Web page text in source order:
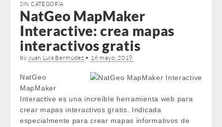
SIN CATEGORÍA
NatGeo MapMaker
Interactive: crea mapas
interactivos gratis
byJuan Luis Bermúdez • 16 mayo, 2019
NatGeo
MapMaker
Interactive es una increíble herramienta web para
crear mapas interactivos gratis. Indicada
especialmente para crear mapas informativos de